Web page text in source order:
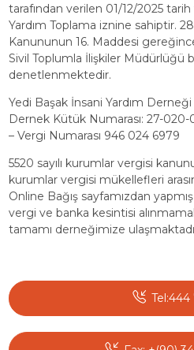
tarafından verilen 01/12/2025 tarih
Yardım Toplama iznine sahiptir.
Kanununun 16. Maddesi
Sivil Toplumla İlişkiler Müdürlüğü
denetlenmektedir.
Yedi Başak İnsani Yardım
Dernek Kütük Numarası: 27-
– Vergi Numarası 946 024 6979
5520 sayılı kurumlar vergisi
kurumlar vergisi mükellefleri
Online Bağış sayfamızdan
vergi ve banka kesintisi
tamamı derneğimize
Tel:444